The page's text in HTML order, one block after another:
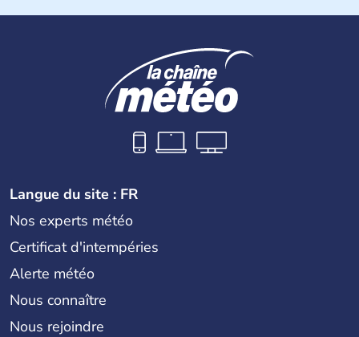
La civilisation chinoise est l'une des plus anciennes et son
dynasties. La dynastie Qing a été la dernière à régner
jusqu'aux guerres de l'opium lorsque la Chine s'est
constituée comme nation et a retrouvé son indépendance
en 1945. Illustre pays en matière d'inventions avant-
gardistes, la Chine a été la première utilisatrice du papier,
de l'imprimerie à caractères mobiles, de la boussole et de
Langue du site : FR
Nos experts météo
Certificat d'intempéries
Alerte météo
Nous connaître
Nous rejoindre